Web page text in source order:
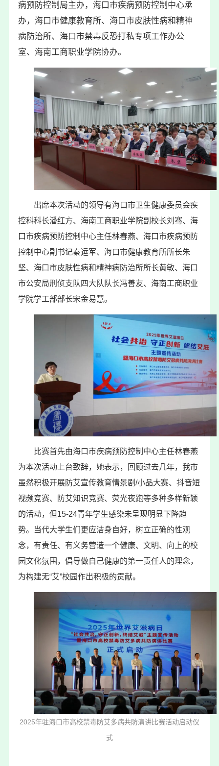
病预防控制局主办，海口市疾病预防控制中心承
办，海口市健康教育所、海口市皮肤性病和精神
病防治所、海口市禁毒反恐打私专项工作办公
室、海南工商职业学院协办。
出席本次活动的领导有海口市卫生健康委员会疾
控科科长潘红方、 海南工商职业学院副校长刘骞、 海
口市疾病预防控制中心主任林春燕、 海口市疾病预防
控制中心副书记秦运军、 海口市健康教育所所长朱
坚、 海口市皮肤性病和精神病防治所所长黄敏、 海口
市公安局刑侦支队四大队队长冯善友、海南工商职业
学院学工部部长宋金易慧。
比赛首先由海口市疾病预防控制中心主任林春燕
为本次活动上台致辞，她表示，回顾过去几年，我市
虽然积极开展防艾宣传教育情景剧/小品大赛、抖音短
视频竞赛、防艾知识竞赛、荧光夜跑等多种多样新颖
的活动，但15-24青年学生感染未呈现明显下降趋
势。当代大学生们更应洁身自好，树立正确的性观
念，有责任、有义务营造一个健康、文明、向上的校
园文化氛围，倡导做自己健康的第一责任人的理念，
为构建无“艾”校园作出积极的贡献。
2025年驻海口市高校禁毒防艾多病共防演讲比赛活动启动仪
式